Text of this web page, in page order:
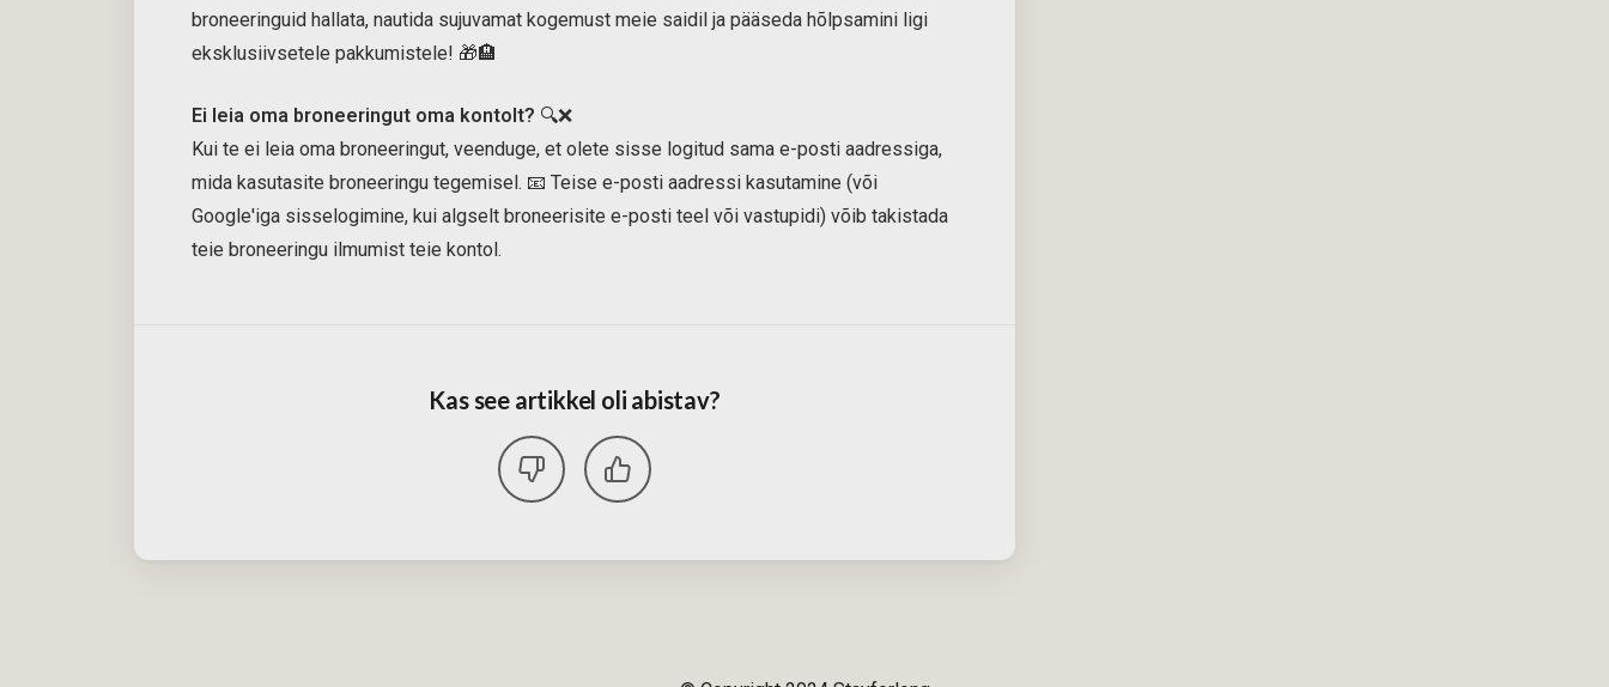
broneeringuid hallata, nautida sujuvamat kogemust meie saidil ja pääseda hõlpsamini ligi
eksklusiivsetele pakkumistele! 🎁🏨
Ei leia oma broneeringut oma kontolt? 🔍❌
Kui te ei leia oma broneeringut, veenduge, et olete sisse logitud sama e-posti aadressiga,
mida kasutasite broneeringu tegemisel. 📧 Teise e-posti aadressi kasutamine (või
Google'iga sisselogimine, kui algselt broneerisite e-posti teel või vastupidi) võib takistada
teie broneeringu ilmumist teie kontol.
Kas see artikkel oli abistav?